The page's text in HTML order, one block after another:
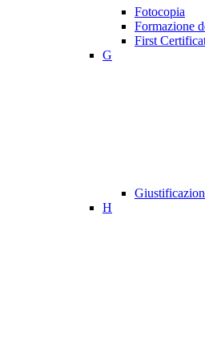
Fotocopia
Formazione
First
G
H